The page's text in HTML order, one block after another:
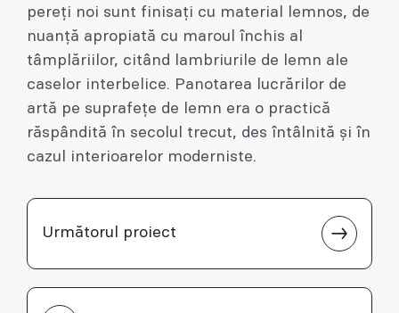
pereți noi sunt finisați cu material lemnos, de
nuanță apropiată cu maroul închis al
tâmplăriilor, citând lambriurile de lemn ale
caselor interbelice. Panotarea lucrărilor de
artă pe suprafețe de lemn era o practică
răspândită în secolul trecut, des întâlnită și în
cazul interioarelor moderniste.
Următorul proiect